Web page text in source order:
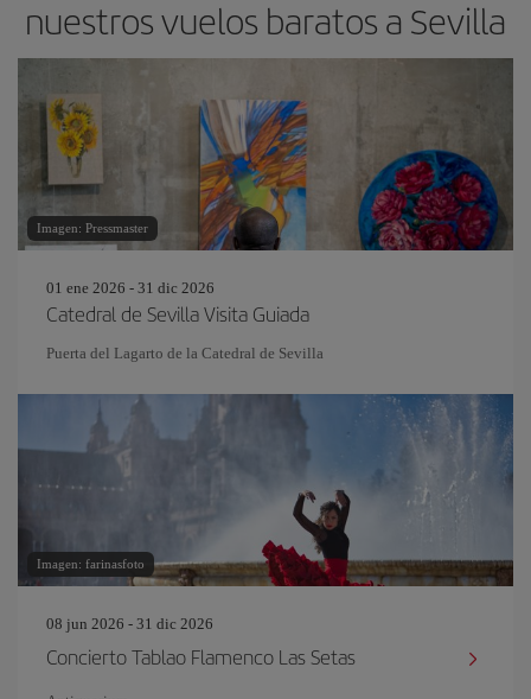
nuestros vuelos baratos a Sevilla
Imagen: Pressmaster
01 ene 2026 - 31 dic 2026
Catedral de Sevilla Visita Guiada
Puerta del Lagarto de la Catedral de Sevilla
Imagen: farinasfoto
08 jun 2026 - 31 dic 2026
Concierto Tablao Flamenco Las Setas